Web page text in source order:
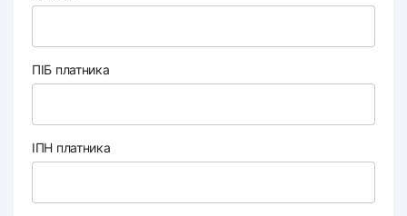
ПІБ платника
ІПН платника